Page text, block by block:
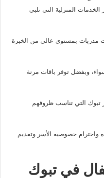
المنزلية التي تلبي
مدربات بمستوى عالي من الخبرة
وبفضل توفر باقات مرنة
تبوك التي تناسب ظروفهم
واحترام خصوصية الأسر وتقديم
في تبوك